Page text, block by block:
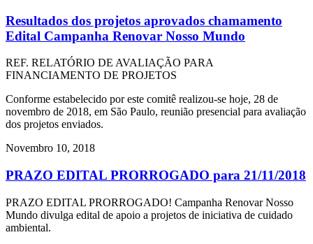
Resultados dos projetos aprovados chamamento
Edital Campanha Renovar Nosso Mundo
REF. RELATÓRIO DE AVALIAÇÃO PARA
FINANCIAMENTO DE PROJETOS
Conforme estabelecido por este comitê realizou-se hoje, 28 de
novembro de 2018, em São Paulo, reunião presencial para avaliação
dos projetos enviados.
Novembro 10, 2018
PRAZO EDITAL PRORROGADO para 21/11/2018
PRAZO EDITAL PRORROGADO! Campanha Renovar Nosso
Mundo divulga edital de apoio a projetos de iniciativa de cuidado
ambiental.